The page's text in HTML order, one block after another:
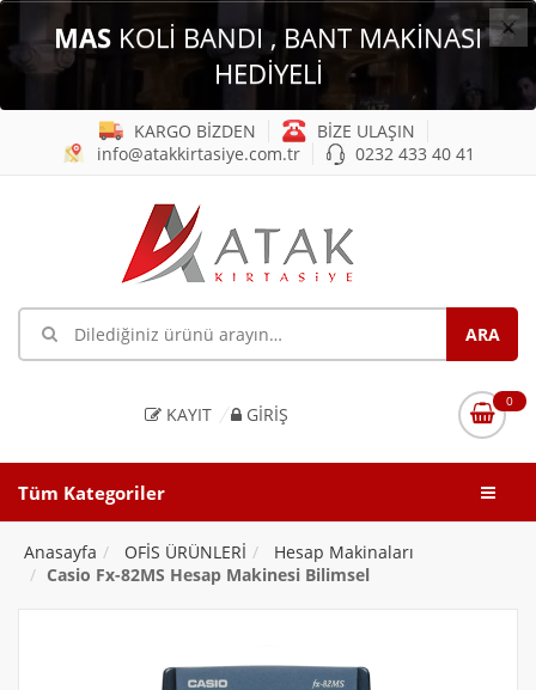
×
MAS KOLİ BANDI , BANT MAKİNASI
HEDİYELİ
KARGO BİZDEN
BİZE ULAŞIN
info@atakkirtasiye.com.tr
0232 433 40 41
KAYIT GIRIŞ
0
Tüm Kategoriler
Anasayfa OFİS ÜRÜNLERİ
Hesap Makinaları
Casio Fx-82MS Hesap Makinesi Bilimsel